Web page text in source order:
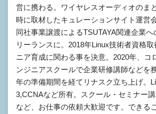
営に携わる。ワイヤレスオーディオのま
時に取材したキュレーションサイト運営
同社事業譲渡によるTSUTAYA関連企業へ
リーランスに。2018年Linux技術者資格
ニア育成に関わる事を決意。2020年、コ
ンジニアスクールで企業研修講師などを
年の準備期間を経てリナスク立ち上げ。
3,CCNAなど所有。スクール・セミナー
など、お仕事の依頼大歓迎です。できる